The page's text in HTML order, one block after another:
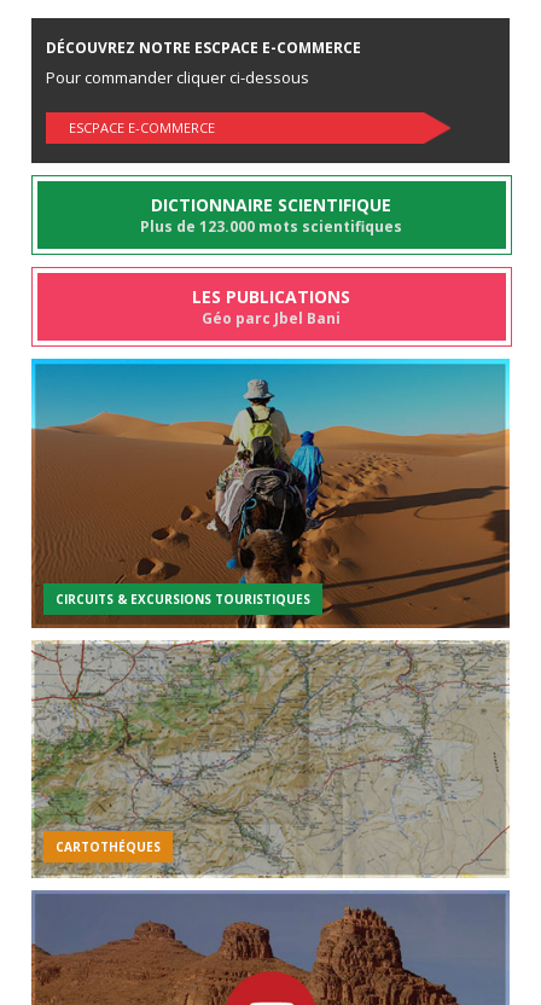
DÉCOUVREZ NOTRE ESCPACE E-COMMERCE
Pour commander cliquer ci-dessous
ESCPACE E-COMMERCE
DICTIONNAIRE SCIENTIFIQUE
Plus de 123.000 mots scientifiques
LES PUBLICATIONS
Géo parc Jbel Bani
CIRCUITS & EXCURSIONS TOURISTIQUES
CARTOTHÉQUES